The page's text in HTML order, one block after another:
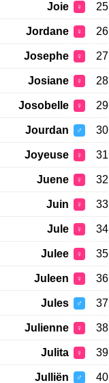
25
♀
Joie
26
♀
Jordane
27
♀
Josephe
28
♀
Josiane
29
♀
Josobelle
30
♂
Jourdan
31
♀
Joyeuse
32
♀
Juene
33
♀
Juin
34
♀
Jule
35
♀
Julee
36
♀
Juleen
37
♂
Jules
38
♀
Julienne
39
♀
Julita
40
♂
Julliën